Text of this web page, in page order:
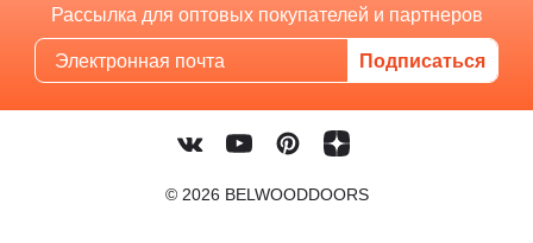
Рассылка для оптовых покупателей и партнеров
© 2026 BELWOODDOORS